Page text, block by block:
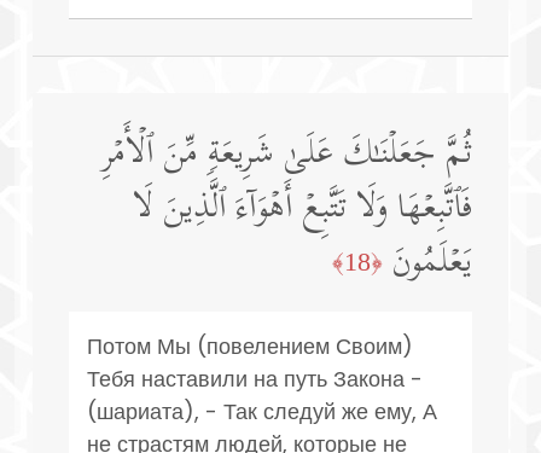
ثُمَّ جَعَلۡنَـٰكَ عَلَىٰ شَرِیعَةࣲ مِّنَ ٱلۡأَمۡرِ
فَٱتَّبِعۡهَا وَلَا تَتَّبِعۡ أَهۡوَاۤءَ ٱلَّذِینَ لَا
یَعۡلَمُونَ ﴿18﴾
Потом Мы (повелением Своим)
Тебя наставили на путь Закона -
(шариата), - Так следуй же ему, А
не страстям людей, которые не